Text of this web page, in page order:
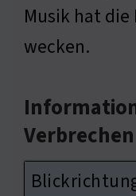
Musik hat die
wecken.